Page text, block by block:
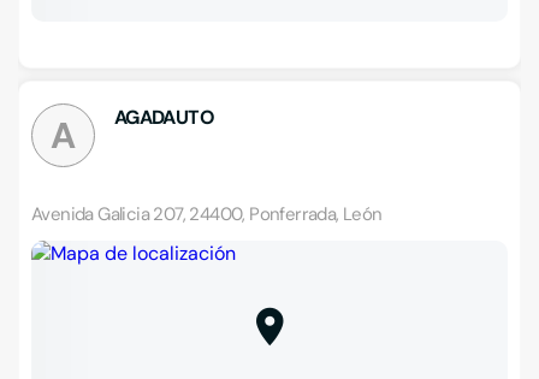
A AGADAUTO
Avenida Galicia 207, 24400, Ponferrada, León